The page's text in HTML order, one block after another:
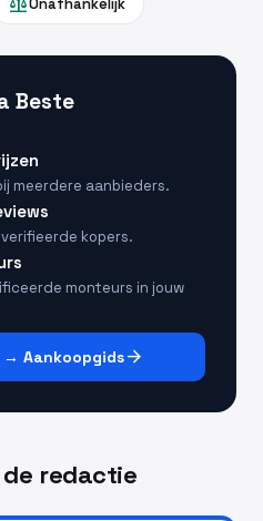
Onafhankelijk
Beste
meerdere aanbieders.
kopers.
monteurs in jouw
→ Aankoopgidsarrow_forward
de redactie